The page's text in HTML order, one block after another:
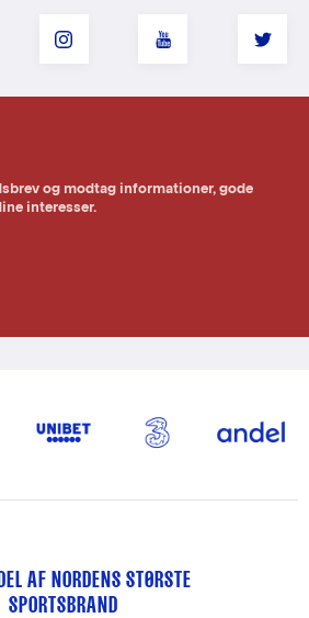
og modtag informationer, gode
interesser.
AF NORDENS STØRSTE
SPORTSBRAND